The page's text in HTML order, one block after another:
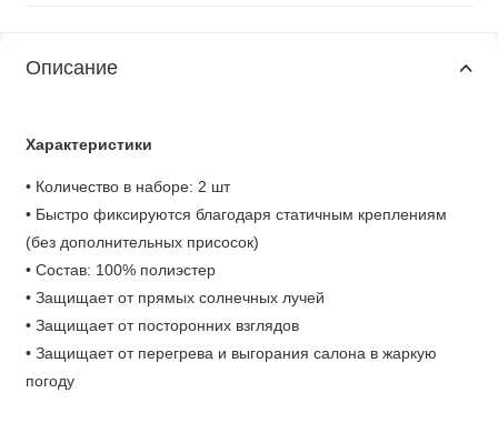
Описание
Характеристики
• Количество в наборе: 2 шт
• Быстро фиксируются благодаря статичным креплениям
(без дополнительных присосок)
• Состав: 100% полиэстер
• Защищает от прямых солнечных лучей
• Защищает от посторонних взглядов
• Защищает от перегрева и выгорания салона в жаркую
погоду